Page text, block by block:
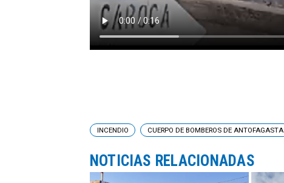
INCENDIO CUERPO DE BOMBEROS DE ANTOFAGASTA
NOTICIAS RELACIONADAS